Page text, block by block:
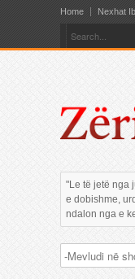
Home Nexhat
"Le të jetë nga
e dobishme,
ndalon nga e